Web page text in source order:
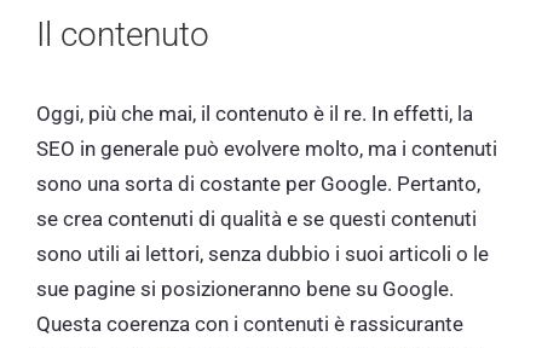
Il contenuto
Oggi, più che mai, il contenuto è il re. In effetti, la
SEO in generale può evolvere molto, ma i contenuti
sono una sorta di costante per Google. Pertanto,
se crea contenuti di qualità e se questi contenuti
sono utili ai lettori, senza dubbio i suoi articoli o le
sue pagine si posizioneranno bene su Google.
Questa coerenza con i contenuti è rassicurante